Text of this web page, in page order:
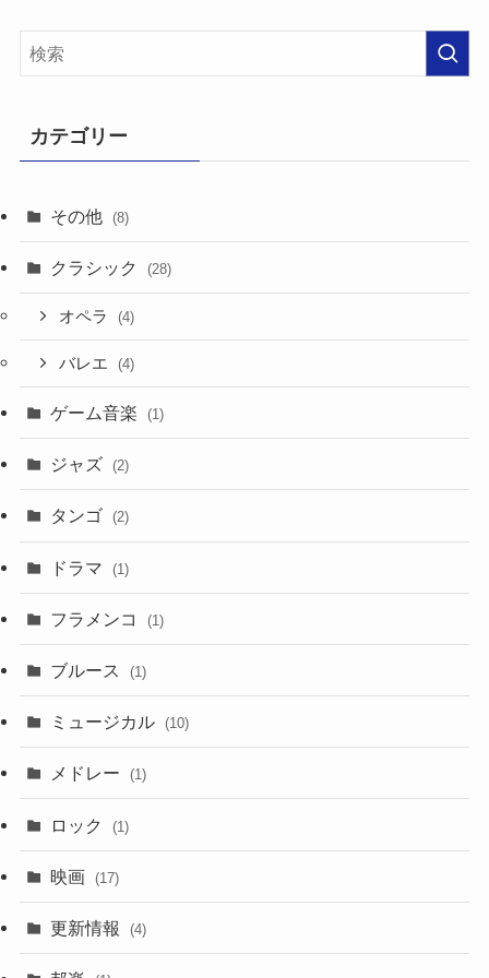
カテゴリー
その他 (8)
クラシック (28)
オペラ (4)
バレエ (4)
ゲーム音楽 (1)
ジャズ (2)
タンゴ (2)
ドラマ (1)
フラメンコ (1)
ブルース (1)
ミュージカル (10)
メドレー (1)
ロック (1)
映画 (17)
更新情報 (4)